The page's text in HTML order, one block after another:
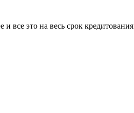
все это на весь срок кредитования